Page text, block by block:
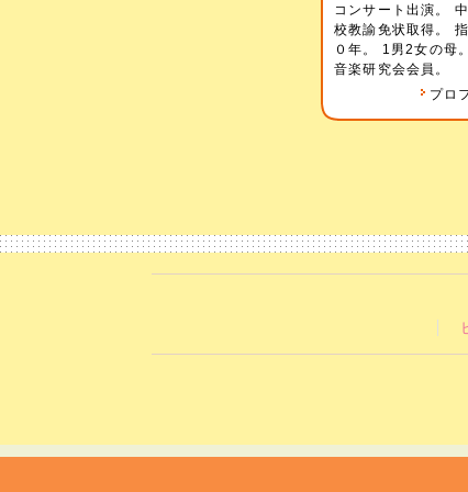
コンサート出演。
校教諭免状取得。
０年。 1男2女の母
音楽研究会会員。
プロ